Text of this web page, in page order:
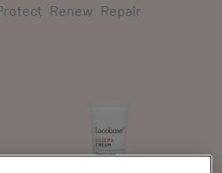
Renew Repair